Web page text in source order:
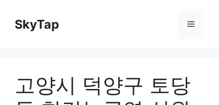
contentSkyTap Menu
고양시 덕양구 토당